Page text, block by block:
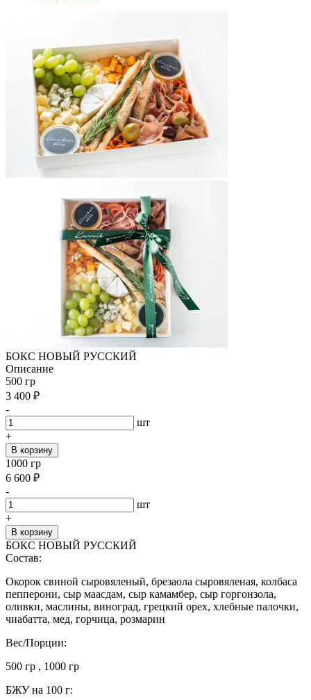
БОКС НОВЫЙ РУССКИЙ
Описание
500 гр
3 400 ₽
-
шт
+
В корзину
1000 гр
6 600 ₽
-
шт
+
В корзину
БОКС НОВЫЙ РУССКИЙ
Состав:
Окорок свиной сыровяленый, брезаола сыровяленая, колбаса
пепперони, сыр маасдам, сыр камамбер, сыр горгонзола,
оливки, маслины, виноград, грецкий орех, хлебные палочки,
чиабатта, мед, горчица, розмарин
Вес/Порции:
500 гр , 1000 гр
БЖУ на 100 г: